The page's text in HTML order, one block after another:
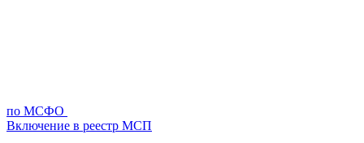
по МСФО
Включение в реестр МСП